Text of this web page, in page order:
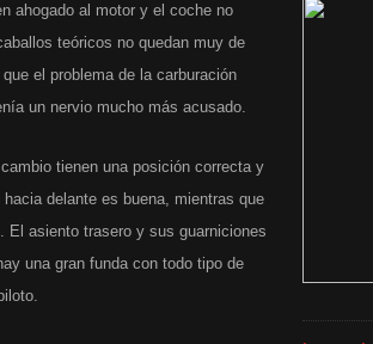
ahogado al motor y el coche no
teóricos no quedan muy de
el problema de la carburación
un nervio mucho más acusado.
tienen una posición correcta y
delante es buena, mientras que
El asiento trasero y sus guarniciones
una gran funda con todo tipo de